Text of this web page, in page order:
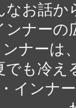
なお話か
ンナーの
ナーは
でも冷え
インナ